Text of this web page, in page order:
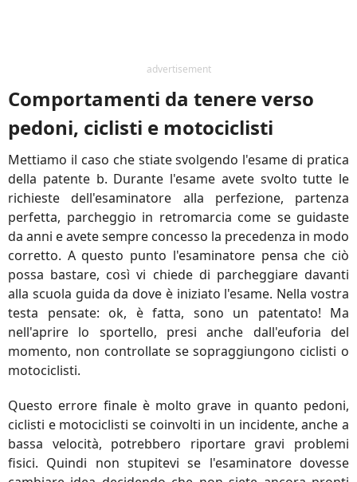
advertisement
Comportamenti da tenere verso
pedoni, ciclisti e motociclisti
Mettiamo il caso che stiate svolgendo l'esame di pratica
della patente b. Durante l'esame avete svolto tutte le
richieste dell'esaminatore alla perfezione, partenza
perfetta, parcheggio in retromarcia come se guidaste
da anni e avete sempre concesso la precedenza in modo
corretto. A questo punto l'esaminatore pensa che ciò
possa bastare, così vi chiede di parcheggiare davanti
alla scuola guida da dove è iniziato l'esame. Nella vostra
testa pensate: ok, è fatta, sono un patentato! Ma
nell'aprire lo sportello, presi anche dall'euforia del
momento, non controllate se sopraggiungono ciclisti o
motociclisti.
Questo errore finale è molto grave in quanto pedoni,
ciclisti e motociclisti se coinvolti in un incidente, anche a
bassa velocità, potrebbero riportare gravi problemi
fisici. Quindi non stupitevi se l'esaminatore dovesse